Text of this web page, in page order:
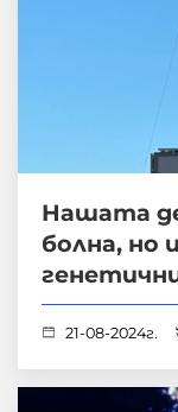
Нашата
болна, но
21-08-2024г.